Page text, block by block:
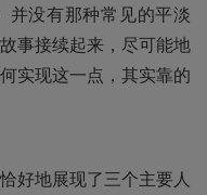
并没有那种常见的平淡
事接续起来，尽可能地
实现这一点，其实靠的
好地展现了三个主要人